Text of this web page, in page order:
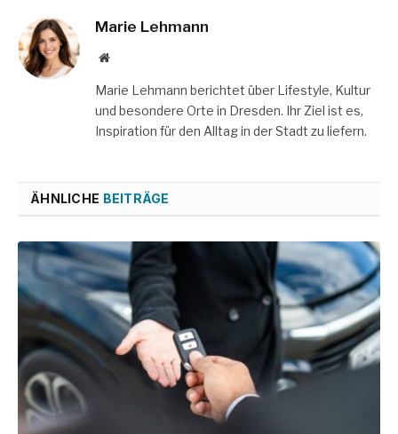
Marie Lehmann
Website
Marie Lehmann berichtet über Lifestyle, Kultur
und besondere Orte in Dresden. Ihr Ziel ist es,
Inspiration für den Alltag in der Stadt zu liefern.
ÄHNLICHE BEITRÄGE